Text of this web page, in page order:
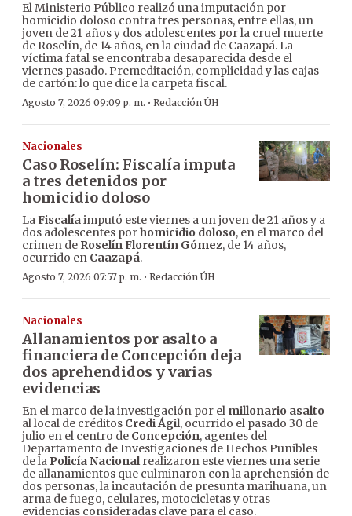
El Ministerio Público realizó una imputación por
homicidio doloso contra tres personas, entre ellas, un
joven de 21 años y dos adolescentes por la cruel muerte
de Roselín, de 14 años, en la ciudad de Caazapá. La
víctima fatal se encontraba desaparecida desde el
viernes pasado. Premeditación, complicidad y las cajas
de cartón: lo que dice la carpeta fiscal.
Agosto 7, 2026 09:09 p. m. · Redacción ÚH
Nacionales
Caso Roselín: Fiscalía imputa
a tres detenidos por
homicidio doloso
LaFiscalíaimputó este viernes a un joven de 21 años y a
dos adolescentes porhomicidio doloso, en el marco del
crimen de Roselín Florentín Gómez, de 14 años,
ocurrido en Caazapá.
Agosto 7, 2026 07:57 p. m. · Redacción ÚH
Nacionales
Allanamientos por asalto a
financiera de Concepción deja
dos aprehendidos y varias
evidencias
En el marco de la investigación por el millonario asalto
al local de créditos Credi Ágil, ocurrido el pasado 30 de
julio en el centro de Concepción, agentes del
Departamento de Investigaciones de Hechos Punibles
de la Policía Nacionalrealizaron este viernes una serie
de allanamientos que culminaron con la aprehensión de
dos personas, la incautación de presunta marihuana, un
arma de fuego, celulares, motocicletas y otras
evidencias consideradas clave para el caso.